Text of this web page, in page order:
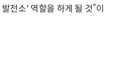
전소' 역할을 하게 될 것”이